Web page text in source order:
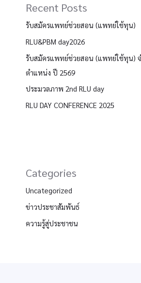
Recent Posts
รับสมัครแพทย์ช่วยสอน (แพทย์ใช้ทุน)
RLU&PBM day2026
รับสมัครแพทย์ช่วยสอน (แพทย์ใช้ทุน)
ตำแหน่ง ปี 2569
ประมวลภาพ 2nd RLU day
RLU DAY CONFERENCE 2025
Categories
Uncategorized
ข่าวประชาสัมพันธ์
ความรู้สู่ประชาชน